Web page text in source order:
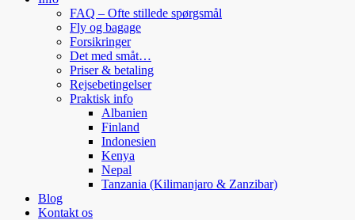
FAQ – Ofte stillede spørgsmål
Fly og bagage
Forsikringer
Det med småt…
Priser & betaling
Rejsebetingelser
Praktisk info
Albanien
Finland
Indonesien
Kenya
Nepal
Tanzania (Kilimanjaro & Zanzibar)
Blog
Kontakt os